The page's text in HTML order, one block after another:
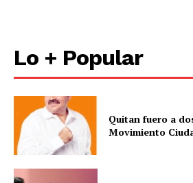
Lo + Popular
Quitan fuero a
Movimiento